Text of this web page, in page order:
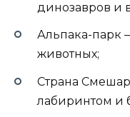
динозавров и
Альпака-парк
животных;
Страна
лабиринтом и